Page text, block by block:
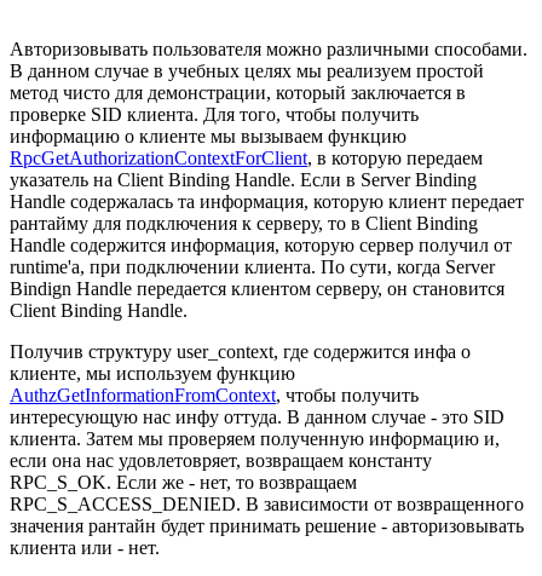
Авторизовывать пользователя можно различными способами.
В данном случае в учебных целях мы реализуем простой
метод чисто для демонстрации, который заключается в
проверке SID клиента. Для того, чтобы получить
информацию о клиенте мы вызываем функцию
RpcGetAuthorizationContextForClient, в которую передаем
указатель на Client Binding Handle. Если в Server Binding
Handle содержалась та информация, которую клиент передает
рантайму для подключения к серверу, то в Client Binding
Handle содержится информация, которую сервер получил от
runtime'а, при подключении клиента. По сути, когда Server
Bindign Handle передается клиентом серверу, он становится
Client Binding Handle.
Получив структуру user_context, где содержится инфа о
клиенте, мы используем функцию
AuthzGetInformationFromContext, чтобы получить
интересующую нас инфу оттуда. В данном случае - это SID
клиента. Затем мы проверяем полученную информацию и,
если она нас удовлетовряет, возвращаем константу
RPC_S_OK. Если же - нет, то возвращаем
RPC_S_ACCESS_DENIED. В зависимости от возвращенного
значения рантайн будет принимать решение - авторизовывать
клиента или - нет.